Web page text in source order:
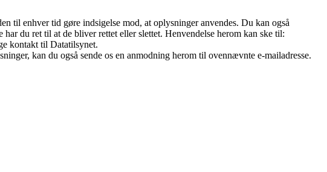
til enhver tid gøre indsigelse mod, at oplysninger anvendes. Du kan også
du ret til at de bliver rettet eller slettet. Henvendelse herom kan ske til:
kontakt til Datatilsynet.
kan du også sende os en anmodning herom til ovennævnte e-mailadresse.